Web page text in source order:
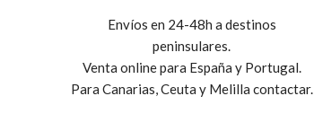
Envíos en 24-48h a destinos
peninsulares.
Venta online para España y Portugal.
Para Canarias, Ceuta y Melilla contactar.